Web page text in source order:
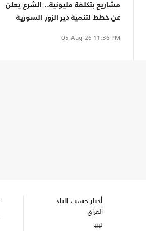
مشاريع بتكلفة مليونية.. الشرع يعلن
عن خطط لتنمية دير الزور السورية
05-Aug-26 11:36 PM
أخبار حسب البلد
العراق
ليبيا